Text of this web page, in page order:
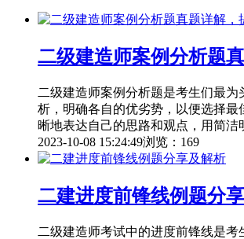
二级建造师案例分析题
二级建造师案例分析题是考生们最
析，明确各自的优劣势，以便选择
晰地表达自己的思路和观点，用简
2023-10-08 15:24:49浏览：169
二建进度前锋线例题分
二级建造师考试中的进度前锋线是